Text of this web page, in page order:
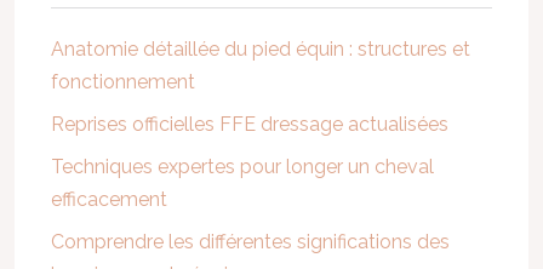
Anatomie détaillée du pied équin : structures et
fonctionnement
Reprises officielles FFE dressage actualisées
Techniques expertes pour longer un cheval
efficacement
Comprendre les différentes significations des